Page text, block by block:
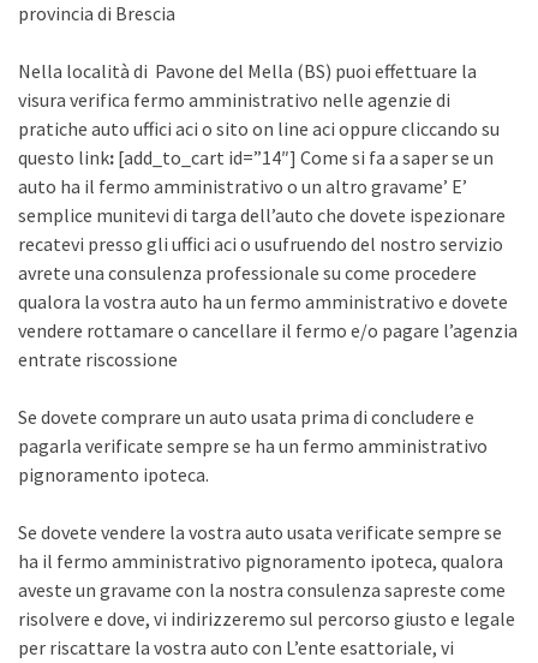
provincia di Brescia
Nella località di Pavone del Mella (BS) puoi effettuare la
visura verifica fermo amministrativo nelle agenzie di
pratiche auto uffici aci o sito on line aci oppure cliccando su
questo link: [add_to_cart id=”14″] Come si fa a saper se un
auto ha il fermo amministrativo o un altro gravame’ E’
semplice munitevi di targa dell’auto che dovete ispezionare
recatevi presso gli uffici aci o usufruendo del nostro servizio
avrete una consulenza professionale su come procedere
qualora la vostra auto ha un fermo amministrativo e dovete
vendere rottamare o cancellare il fermo e/o pagare l’agenzia
entrate riscossione
Se dovete comprare un auto usata prima di concludere e
pagarla verificate sempre se ha un fermo amministrativo
pignoramento ipoteca.
Se dovete vendere la vostra auto usata verificate sempre se
ha il fermo amministrativo pignoramento ipoteca, qualora
aveste un gravame con la nostra consulenza sapreste come
risolvere e dove, vi indirizzeremo sul percorso giusto e legale
per riscattare la vostra auto con L’ente esattoriale, vi